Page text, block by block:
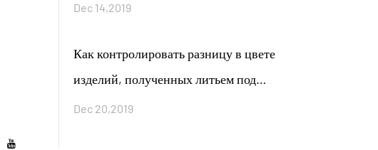
Dec 14,2019
Как контролировать разницу в цвете
изделий, полученных литьем под
давлением (1)
Dec 20,2019